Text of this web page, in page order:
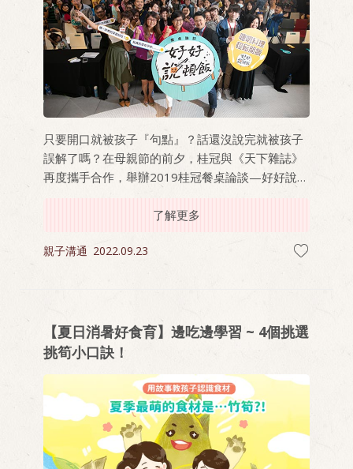
只要開口就被孩子『句點』？話還沒說完就被孩子
誤解了嗎？在母親節的前夕，桂冠與《天下雜誌》
再度攜手合作，舉辦2019桂冠餐桌論談—好好說頓
飯活動，現場邀請了兩百位帶著孩子參與的爸媽，
共同探討當孩子變成省話一哥、沉默一姐時，該怎
麼激起親子談話的火花。
了解更多
親子溝通 2022.09.23
【夏日消暑好食育】邊吃邊學習 ~ 4個挑選
挑筍小口訣！